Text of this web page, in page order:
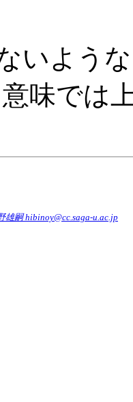
いよう
味では
雄嗣 hibinoy@cc.saga-u.ac.jp